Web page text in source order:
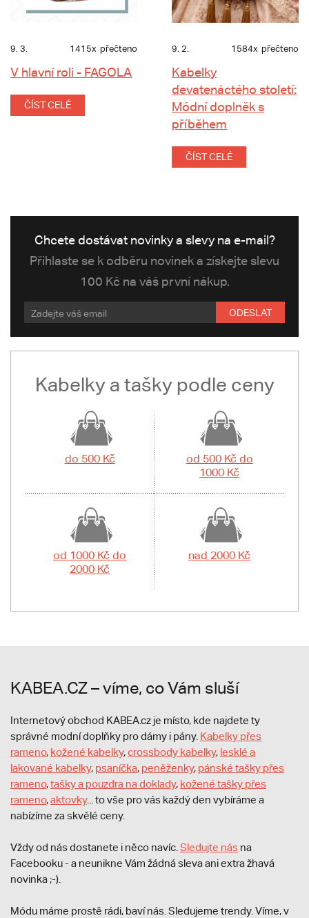
9. 3. 1415x přečteno
V hlavní roli - FAGOLA
ČÍST CELÉ
9. 2. 1584x přečteno
Kabelky
devatenáctého století:
Módní doplněk s
příběhem
ČÍST CELÉ
Chcete dostávat novinky a slevy na e-mail?
Přihlaste se k odběru novinek a získejte slevu
100 Kč na váš první nákup.
ODESLAT
Kabelky a tašky podle ceny
do 500 Kč
od 500 Kč do
1000 Kč
od 1000 Kč do
2000 Kč
nad 2000 Kč
KABEA.CZ – víme, co Vám sluší
Internetový obchod KABEA.cz je místo, kde najdete ty
správné modní doplňky pro dámy i pány. Kabelky přes
rameno, kožené kabelky,crossbody kabelky, lesklé a
lakované kabelky, psaníčka, peněženky, pánské tašky přes
rameno,tašky a pouzdra na doklady, kožené tašky přes
rameno,aktovky... to vše pro vás každý den vybíráme a
nabízíme za skvělé ceny.
Vždy od nás dostanete i něco navíc. Sledujte nás na
Facebooku - a neunikne Vám žádná sleva ani extra žhavá
novinka ;-).
Módu máme prostě rádi, baví nás. Sledujeme trendy. Víme, v